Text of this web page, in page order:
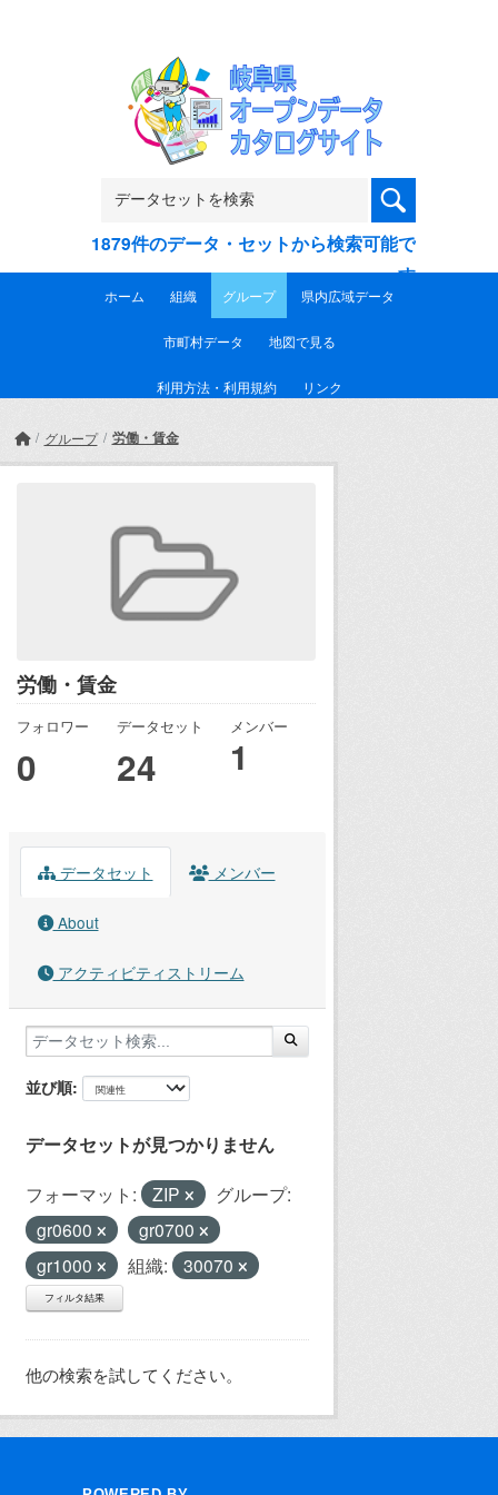
1879件のデータ・セットから検索可能で
す
ホーム 組織 グループ 県内広域データ
市町村データ 地図で見る
利用方法・利用規約 リンク
グループ 労働・賃金
労働・賃金
フォロワー
0
データセット
24
メンバー
1
データセット メンバー
About
アクティビティストリーム
並び順
データセットが見つかりません
フォーマット: ZIP
グループ:
gr0600
gr0700
gr1000
組織: 30070
フィルタ結果
他の検索を試してください。